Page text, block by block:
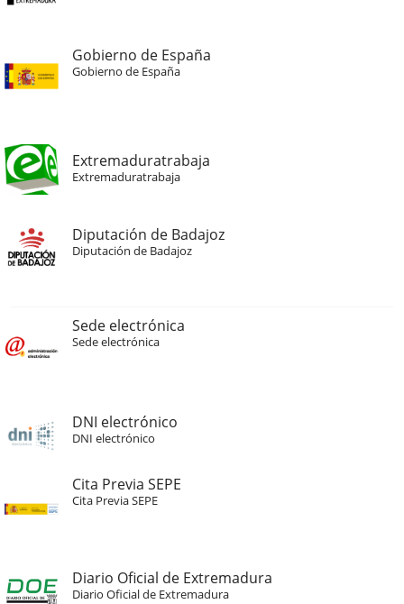
Gobierno de España
Gobierno de España
Extremaduratrabaja
Extremaduratrabaja
Diputación de Badajoz
Diputación de Badajoz
Sede electrónica
Sede electrónica
DNI electrónico
DNI electrónico
Cita Previa SEPE
Cita Previa SEPE
Diario Oficial de Extremadura
Diario Oficial de Extremadura